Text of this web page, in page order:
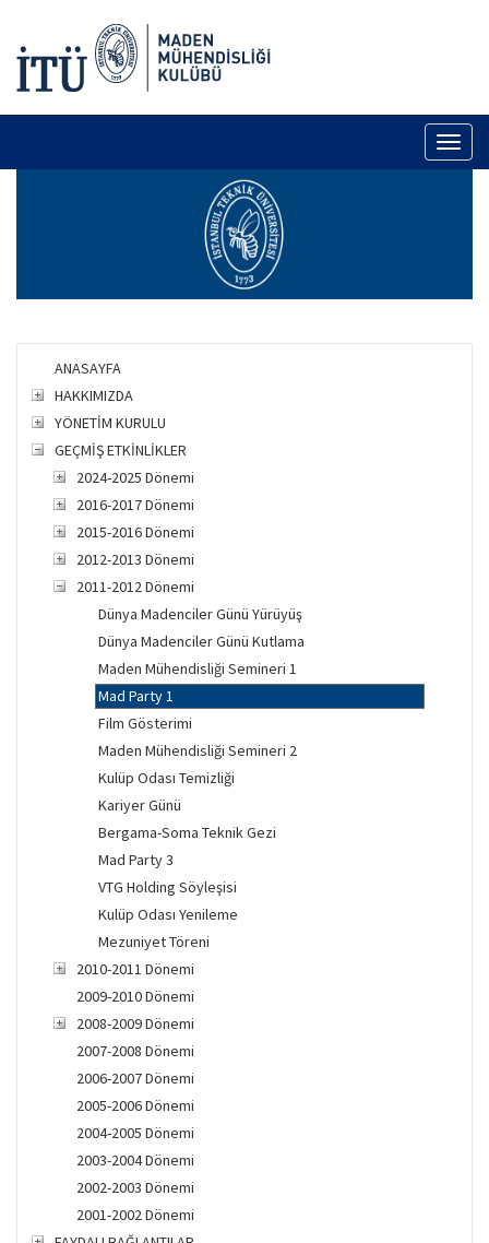
ANASAYFA
HAKKIMIZDA
YÖNETİM KURULU
GEÇMİŞ ETKİNLİKLER
2024-2025 Dönemi
2016-2017 Dönemi
2015-2016 Dönemi
2012-2013 Dönemi
2011-2012 Dönemi
Dünya Madenciler Günü Yürüyüş
Dünya Madenciler Günü Kutlama
Maden Mühendisliği Semineri 1
Mad Party 1
Film Gösterimi
Maden Mühendisliği Semineri 2
Kulüp Odası Temizliği
Kariyer Günü
Bergama-Soma Teknik Gezi
Mad Party 3
VTG Holding Söyleşisi
Kulüp Odası Yenileme
Mezuniyet Töreni
2010-2011 Dönemi
2009-2010 Dönemi
2008-2009 Dönemi
2007-2008 Dönemi
2006-2007 Dönemi
2005-2006 Dönemi
2004-2005 Dönemi
2003-2004 Dönemi
2002-2003 Dönemi
2001-2002 Dönemi